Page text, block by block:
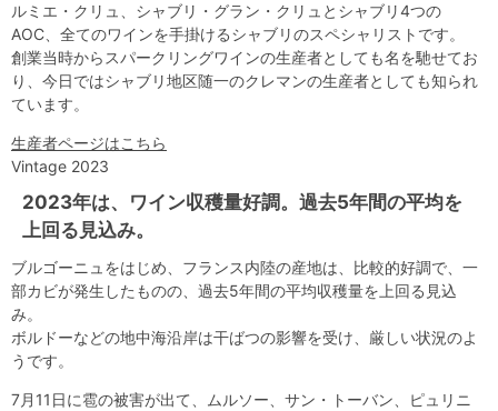
ルミエ・クリュ、シャブリ・グラン・クリュとシャブリ4つの
AOC、全てのワインを手掛けるシャブリのスペシャリストです。
創業当時からスパークリングワインの生産者としても名を馳せてお
り、今日ではシャブリ地区随一のクレマンの生産者としても知られ
ています。
生産者ページはこちら
Vintage 2023
2023年は、ワイン収穫量好調。過去5年間の平均を
上回る見込み。
ブルゴーニュをはじめ、フランス内陸の産地は、比較的好調で、一
部カビが発生したものの、過去5年間の平均収穫量を上回る見込
み。
ボルドーなどの地中海沿岸は干ばつの影響を受け、厳しい状況のよ
うです。
7月11日に雹の被害が出て、ムルソー、サン・トーバン、ピュリニ